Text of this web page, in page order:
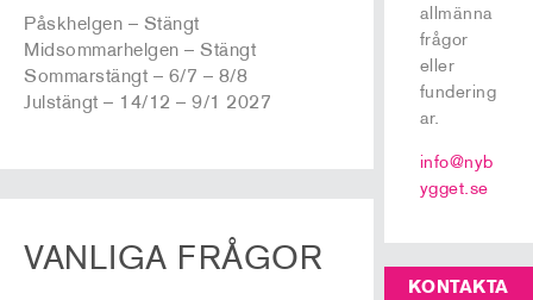
Påskhelgen – Stängt
Midsommarhelgen – Stängt
Sommarstängt – 6/7 – 8/8
Julstängt – 14/12 – 9/1 2027
VANLIGA FRÅGOR
allmänna
frågor
eller
fundering
ar.
info@nyb
ygget.se
KONTAKTA